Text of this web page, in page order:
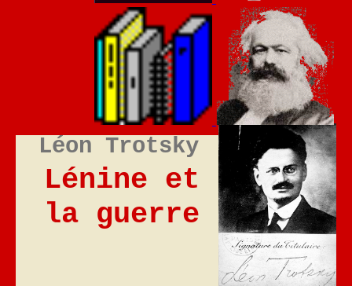
Léon Trotsky
Lénine et
la guerre